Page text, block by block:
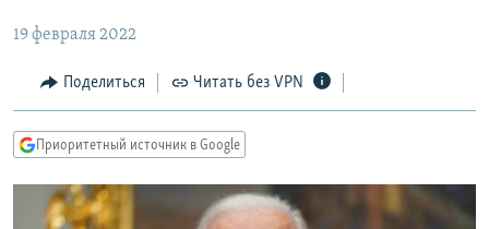
Вернутся
Вернутся
поиску
МНЕНИЯ
КУЛЬТУРА
КАВКАЗ.РЕАЛИИ
СЕВЕР.РЕАЛИИ
19 февраля 2022
Поделиться Читать без VPN
Приоритетный источник в Google